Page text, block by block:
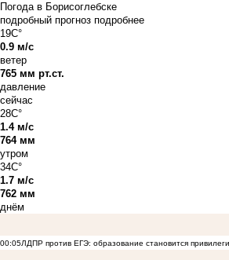
Погода в Борисоглебске
подробный прогноз подробнее
19C°
0.9 м/с
ветер
765 мм рт.ст.
давление
сейчас
28C°
1.4 м/с
764 мм
утром
34C°
1.7 м/с
762 мм
днём
00:05ЛДПР против ЕГЭ: образование становится